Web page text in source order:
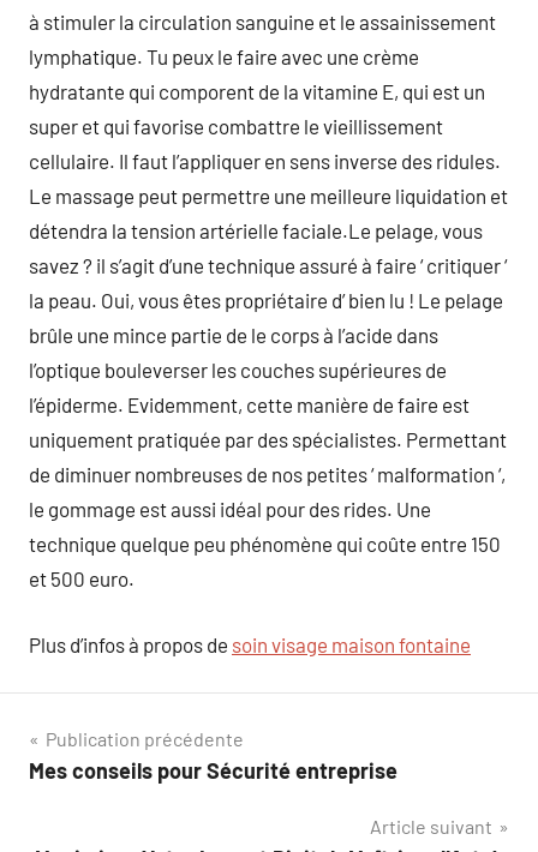
à stimuler la circulation sanguine et le assainissement
lymphatique. Tu peux le faire avec une crème
hydratante qui comporent de la vitamine E, qui est un
super et qui favorise combattre le vieillissement
cellulaire. Il faut l’appliquer en sens inverse des ridules.
Le massage peut permettre une meilleure liquidation et
détendra la tension artérielle faciale.Le pelage, vous
savez ? il s’agit d’une technique assuré à faire ‘ critiquer ‘
la peau. Oui, vous êtes propriétaire d’ bien lu ! Le pelage
brûle une mince partie de le corps à l’acide dans
l’optique bouleverser les couches supérieures de
l’épiderme. Evidemment, cette manière de faire est
uniquement pratiquée par des spécialistes. Permettant
de diminuer nombreuses de nos petites ‘ malformation ‘,
le gommage est aussi idéal pour des rides. Une
technique quelque peu phénomène qui coûte entre 150
et 500 euro.
Plus d’infos à propos de soin visage maison fontaine
Navigation
de
Publication précédente
Mes conseils pour Sécurité entreprise
Article suivant